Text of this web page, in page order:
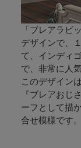
になります
【購入方法】
110
◇2 m ご注文の場合
【注意事項】
・生地の切り取り
・記載の寸法（生
常に数センチの誤差
・生地幅はカットで
・幅なり×ご注文の
「ブレアラビ
デザインで、
て、インディ
で、非常に人
このデザイン
『ブレアおじ
ーフとして描
合せ模様です。